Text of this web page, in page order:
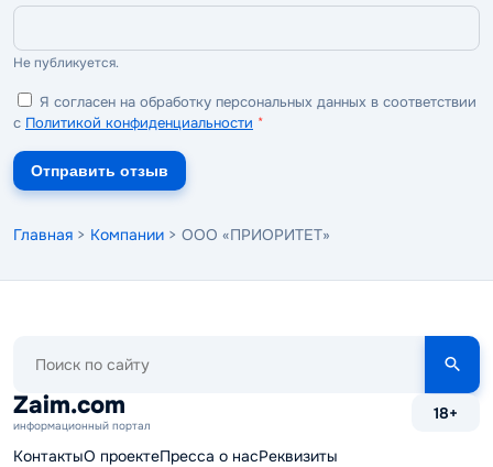
Не публикуется.
Я согласен на обработку персональных данных в соответствии
с Политикой конфиденциальности *
Отправить отзыв
Главная > Компании > ООО «ПРИОРИТЕТ»
сайту
Zaim.com
информационный портал
18+
КонтактыО проектеПресса о насРеквизиты